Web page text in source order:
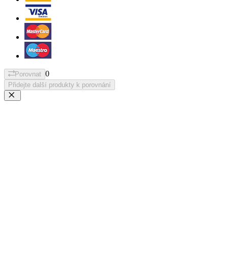
Porovnat 0
Přidejte další produkty k porovnání